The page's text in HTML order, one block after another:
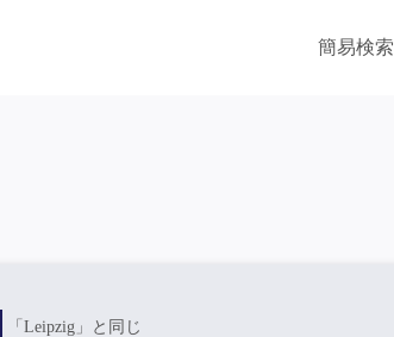
簡易検索
「Leipzig」と同じ